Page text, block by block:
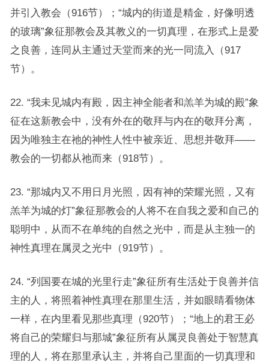
并引入教会（916节）；“城内的街道是精金，好像明透
的玻璃”象征那教会及其教义的一切真理，在形式上是爱
之良善，连同从主通过天堂而来的光一同流入（917
节）。
22. “我未见城内有殿，因主神全能者和羔羊为城的殿”象
征在这新教会中，没有外在的敬拜与内在的敬拜分离，
因为唯独主在祂的神性人性中被亲近、思想并敬拜——
教会的一切都从祂而来（918节）。
23. “那城内又不用日月光照，因有神的荣耀光照，又有
羔羊为城的灯”象征那教会的人将不在自我之爱和自己的
聪明中，从而不在单纯的自然之光中，而是从主独一的
神性真理在属灵之光中（919节）。
24. “列国要在城的光里行走”象征所有生活处于良善并信
主的人，将照着神性真理在那里生活，并如眼睛看物体
一样，在内里看见那些真理（920节）；“地上的君王必
将自己的荣耀归与那城”象征所有从属灵良善处于智慧真
理的人，将在那里承认主，并将自己里面的一切真理和